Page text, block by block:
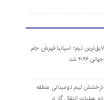
لایق‌ترین تیم؛ اسپانیا قهرمان جام
جهانی ۲۰۲۶ شد
درخشش تیم دومیدانی منطقه